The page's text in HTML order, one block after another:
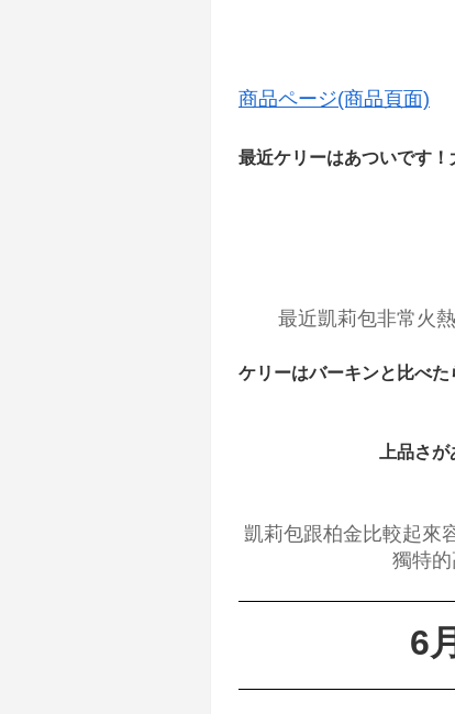
商品ページ(商品頁面)
最近ケリーはあついです
最近凱莉包非常火
ケリーはバーキンと比べ
上品さ
凱莉包跟柏金比較起來
獨特的
6